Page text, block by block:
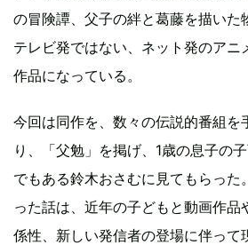
の冒険譚、父子の絆と葛藤を描いた
テレビ発ではない、ネット発のアニ
作品になっている。
今回は同作を、数々の伝説的番組を
り、「父勉」を掲げ、1歳の息子の
でもある鈴木おさむに見てもらった
った話は、近年の子どもと動画作品
係性、新しい発信者の登場に伴って